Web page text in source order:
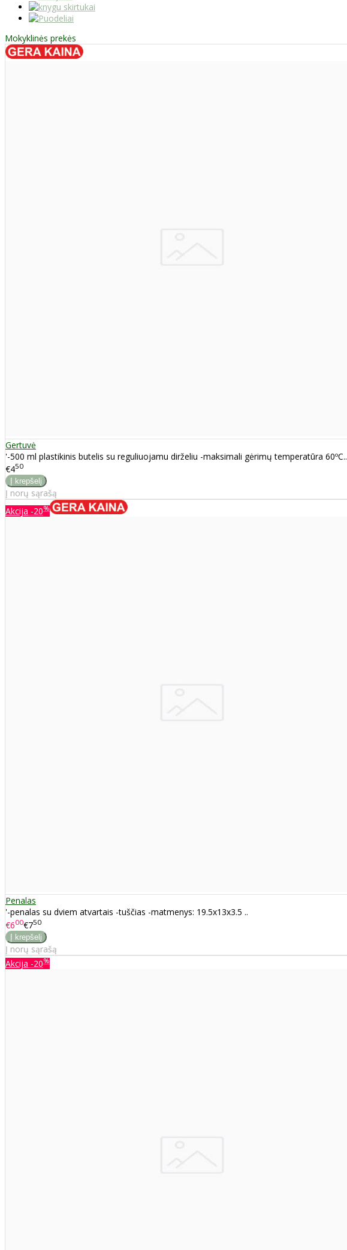
Mokyklinės prekės
Gertuvė
'-500 ml plastikinis butelis su reguliuojamu dirželiu -maksimali gėrimų temperatūra 60ºC..
€450
Į norų sąrašą
Akcija -20%
Penalas
'-penalas su dviem atvartais -tuščias -matmenys: 19.5x13x3.5 ..
€600€750
Į norų sąrašą
Akcija -20%